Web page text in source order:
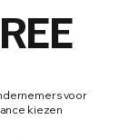
voor
kiezen